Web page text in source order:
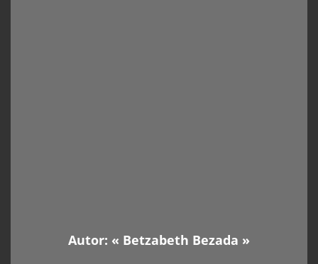
Autor: « Betzabeth Bezada »